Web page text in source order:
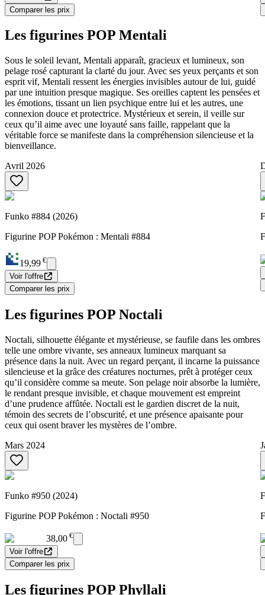
Comparer les prix
Les figurines POP Mentali
Sous le soleil levant, Mentali apparaît, gracieux et lumineux, son
pelage rosé capturant la clarté du jour. Avec ses yeux perçants et son
esprit vif, Mentali ressent les énergies invisibles autour de lui, guidé
par une intuition presque magique. Ses oreilles captent les pensées et
les émotions, tissant un lien psychique entre lui et les autres, une
connexion douce et protectrice. Mystérieux et serein, il veille sur
ceux qu’il aime avec une loyauté sans faille, rappelant que la
véritable force se manifeste dans la compréhension silencieuse et la
bienveillance.
Avril 2026
Funko #884 (2026)
Figurine POP Pokémon : Mentali #884
19,99 €
Voir l'offre
Comparer les prix
Les figurines POP Noctali
Noctali, silhouette élégante et mystérieuse, se faufile dans les ombres
telle une ombre vivante, ses anneaux lumineux marquant sa
présence dans la nuit. Avec un regard perçant, il incarne la puissance
silencieuse et la grâce des créatures nocturnes, prêt à protéger ceux
qu’il considère comme sa meute. Son pelage noir absorbe la lumière,
le rendant presque invisible, et chaque mouvement est empreint
d’une prudence affûtée. Noctali est le gardien discret de la nuit,
témoin des secrets de l’obscurité, et une présence apaisante pour
ceux qui osent braver les mystères de l’ombre.
Mars 2024
Funko #950 (2024)
Figurine POP Pokémon : Noctali #950
38,00 €
Voir l'offre
Comparer les prix
Les figurines POP Phyllali